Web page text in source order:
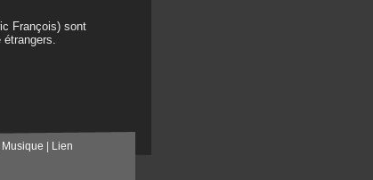
François) sont
Musique
Lien